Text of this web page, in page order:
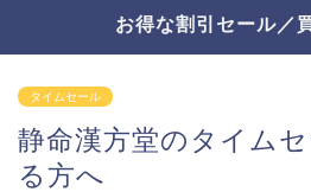
お得な割引セール／
タイムセール
静命漢方堂のタイム
る方へ